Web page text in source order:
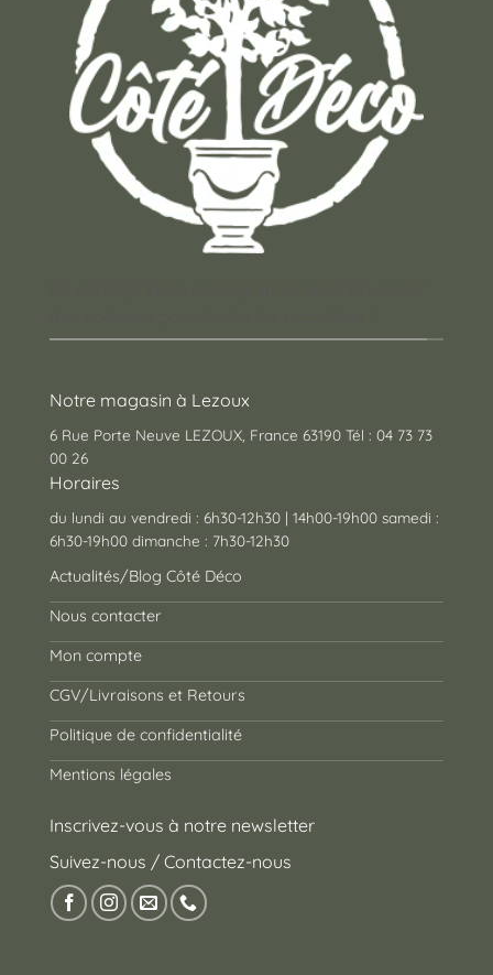
Notre magasin à Lezoux
6 Rue Porte Neuve LEZOUX, France 63190 Tél : 04 73 73
00 26
Horaires
du lundi au vendredi : 6h30-12h30 | 14h00-19h00 samedi :
6h30-19h00 dimanche : 7h30-12h30
Actualités/Blog Côté Déco
Nous contacter
Mon compte
CGV/Livraisons et Retours
Politique de confidentialité
Mentions légales
Inscrivez-vous à notre newsletter
Suivez-nous / Contactez-nous